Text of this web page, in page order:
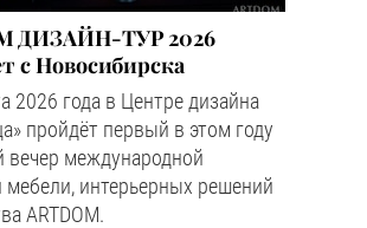
ДИЗАЙН-ТУР 2026
с Новосибирска
2026 года в Центре дизайна
пройдёт первый в этом году
вечер международной
мебели, интерьерных решений
ARTDOM.